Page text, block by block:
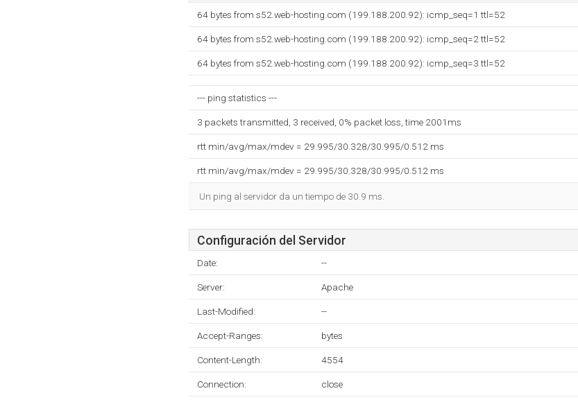
64 bytes from s52.web-hosting.com (199.188.200.92): icmp_seq=1 ttl=52
64 bytes from s52.web-hosting.com (199.188.200.92): icmp_seq=2 ttl=52
64 bytes from s52.web-hosting.com (199.188.200.92): icmp_seq=3 ttl=52
--- ping statistics ---
3 packets transmitted, 3 received, 0% packet loss, time 2001ms
rtt min/avg/max/mdev = 29.995/30.328/30.995/0.512 ms
rtt min/avg/max/mdev = 29.995/30.328/30.995/0.512 ms
Un ping al servidor da un tiempo de 30.9 ms.
Configuración del Servidor
Date: --
Server: Apache
Last-Modified: --
Accept-Ranges: bytes
Content-Length: 4554
Connection: close